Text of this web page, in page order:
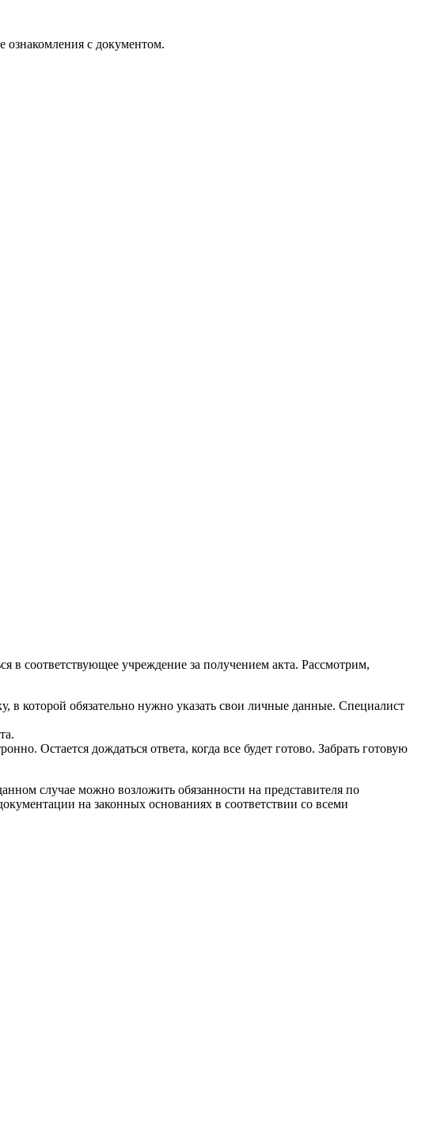
ознакомления с документом.
в соответствующее учреждение за получением акта. Рассмотрим,
которой обязательно нужно указать свои личные данные. Специалист
Остается дождаться ответа, когда все будет готово. Забрать готовую
случае можно возложить обязанности на представителя по
на законных основаниях в соответствии со всеми